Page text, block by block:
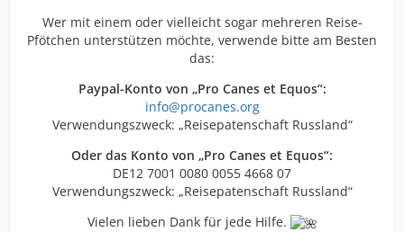
Wer mit einem oder vielleicht sogar mehreren Reise-
Pfötchen unterstützen möchte, verwende bitte am Besten
das:
Paypal-Konto von „Pro Canes et Equos“:
info@procanes.org
Verwendungszweck: „Reisepatenschaft Russland“
Oder das Konto von „Pro Canes et Equos“:
DE12 7001 0080 0055 4668 07
Verwendungszweck: „Reisepatenschaft Russland“
Vielen lieben Dank für jede Hilfe.